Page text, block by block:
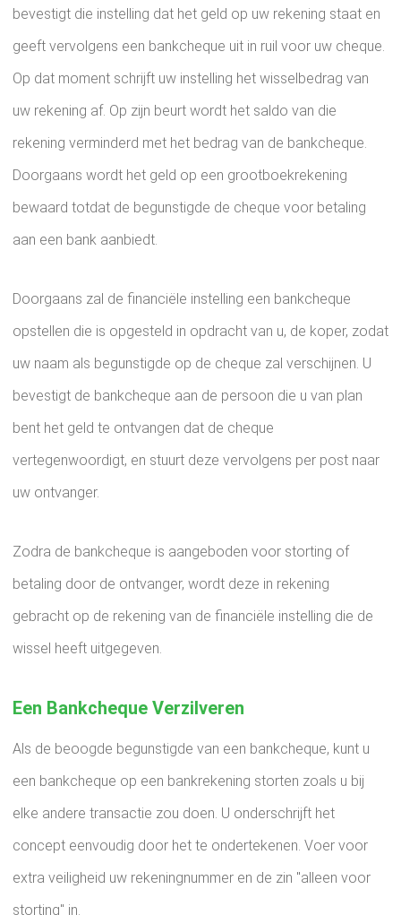
bevestigt die instelling dat het geld op uw rekening staat en
geeft vervolgens een bankcheque uit in ruil voor uw cheque.
Op dat moment schrijft uw instelling het wisselbedrag van
uw rekening af. Op zijn beurt wordt het saldo van die
rekening verminderd met het bedrag van de bankcheque.
Doorgaans wordt het geld op een grootboekrekening
bewaard totdat de begunstigde de cheque voor betaling
aan een bank aanbiedt.
Doorgaans zal de financiële instelling een bankcheque
opstellen die is opgesteld in opdracht van u, de koper, zodat
uw naam als begunstigde op de cheque zal verschijnen. U
bevestigt de bankcheque aan de persoon die u van plan
bent het geld te ontvangen dat de cheque
vertegenwoordigt, en stuurt deze vervolgens per post naar
uw ontvanger.
Zodra de bankcheque is aangeboden voor storting of
betaling door de ontvanger, wordt deze in rekening
gebracht op de rekening van de financiële instelling die de
wissel heeft uitgegeven.
Een Bankcheque Verzilveren
Als de beoogde begunstigde van een bankcheque, kunt u
een bankcheque op een bankrekening storten zoals u bij
elke andere transactie zou doen. U onderschrijft het
concept eenvoudig door het te ondertekenen. Voer voor
extra veiligheid uw rekeningnummer en de zin "alleen voor
storting" in.